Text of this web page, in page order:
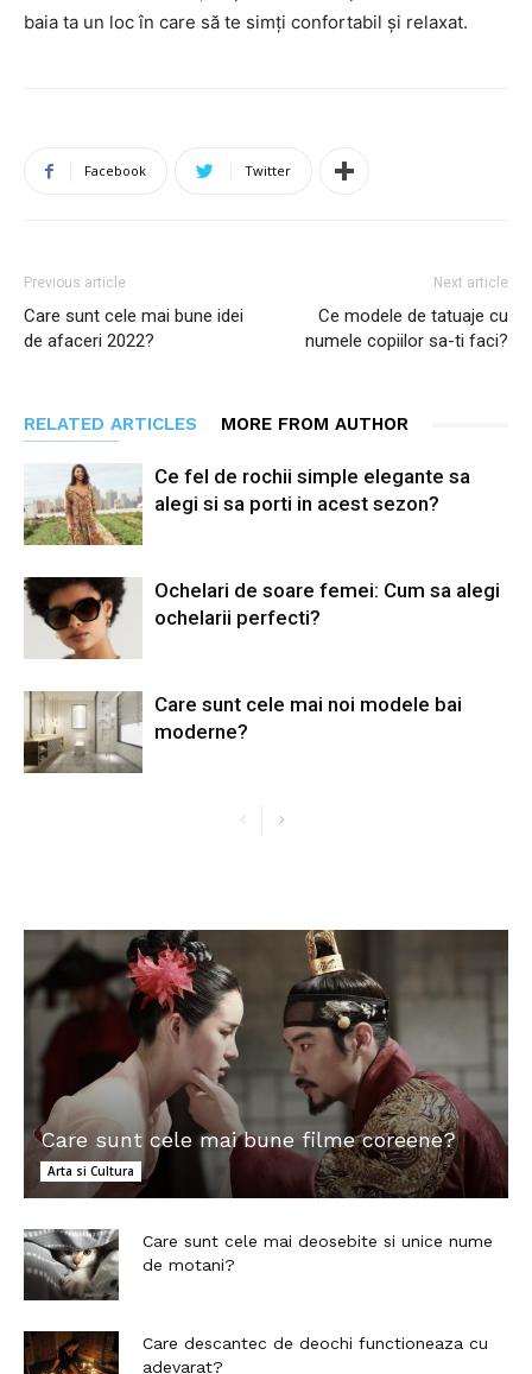
baia ta un loc în care să te simți confortabil și relaxat.
Facebook Twitter
Previous article
Care sunt cele mai bune idei
de afaceri 2022?
Next article
Ce modele de tatuaje cu
numele copiilor sa-ti faci?
RELATED ARTICLES MORE FROM AUTHOR
Ce fel de rochii simple elegante sa
alegi si sa porti in acest sezon?
Ochelari de soare femei: Cum sa alegi
ochelarii perfecti?
Care sunt cele mai noi modele bai
moderne?
Care sunt cele mai bune filme coreene?
Arta si Cultura
Care sunt cele mai deosebite si unice nume
de motani?
Care descantec de deochi functioneaza cu
adevarat?